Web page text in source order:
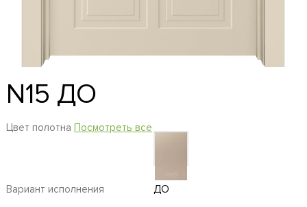
N15 ДО
Цвет полотна Посмотреть все
Вариант исполнения ДО